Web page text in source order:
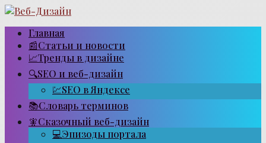
Перейти
контентуГлавная
📰Статьи и новости
📈Тренды в дизайне
🔍SEO и веб-дизайн
💹SEO в Яндексе
📚Словарь терминов
🧚Сказочный веб-дизайн
💻Эпизоды портала